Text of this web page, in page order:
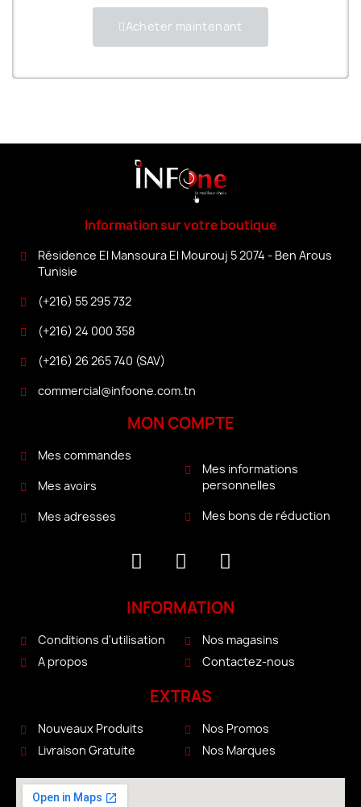
Acheter maintenant
Information sur votre boutique
Résidence El Mansoura El Mourouj 5 2074 - Ben Arous
Tunisie
(+216) 55 295 732
(+216) 24 000 358
(+216) 26 265 740 (SAV)
commercial@infoone.com.tn
MON COMPTE
Mes commandes
Mes avoirs
Mes adresses
Mes informations
personnelles
Mes bons de réduction
INFORMATION
Conditions d'utilisation
A propos
Nos magasins
Contactez-nous
EXTRAS
Nouveaux Produits
Livraison Gratuite
Nos Promos
Nos Marques